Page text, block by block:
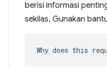
berisi informasi
sekilas. Gunakan
Why does this